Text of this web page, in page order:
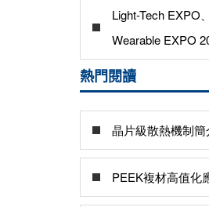
Light-Tech EXPO
Wearable EXPO
熱門閱讀
晶片級散熱機制簡
PEEK複材高值化